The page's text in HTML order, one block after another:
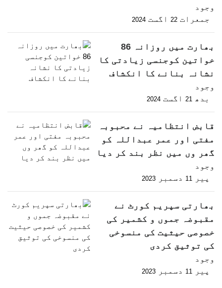
وجود
جمعرات 22 اگست 2024
بھارت میں روزانہ 86
خواتین کوجنسی زیادتی کا
نشانہ بنانے کا انکشاف
وجود
بدھ 21 اگست 2024
قابض انتظامیہ نے محبوبہ
مفتی اور عمر عبداللہ کو
گھر وں میں نظر بند کر دیا
وجود
پیر 11 دسمبر 2023
بھارتی سپریم کورٹ نے
مقبوضہ جموں و کشمیر کی
خصوصی حیثیت کی منسوخی
کی توثیق کردی
وجود
پیر 11 دسمبر 2023